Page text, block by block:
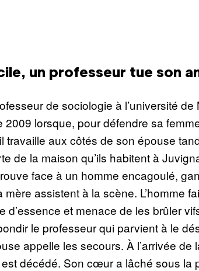
un professeur tue son
de sociologie à l’université
lorsque, pour défendre sa
travaille aux côtés de son épouse
de la maison qu’ils habitent à
face à un homme encagoulé,
assistent à la scène. L’homme
d’essence et menace de les brûler
le professeur qui parvient à le
appelle les secours. À l’arrivée de
décédé. Son cœur a lâché sous la